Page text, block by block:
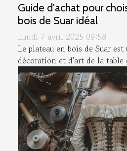
Guide d'achat pour
bois de Suar idéal
Lundi 7 avril 2025 09:58
Le plateau en bois de Suar est
décoration et d'art de la table